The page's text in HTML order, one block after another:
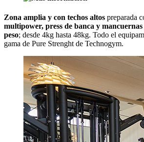
Zona amplia y con techos altos preparada
multipower, press de banca y
peso; desde 4kg hasta 48kg. Todo el
gama de Pure Strenght de Technogym.